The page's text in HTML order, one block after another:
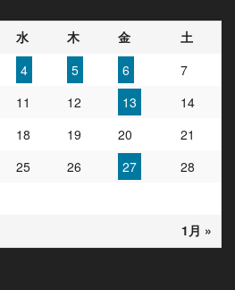
水 木 金 土
1月 »
4 5 6
7
11 12 13
14
18 19 20
21
25 26 27
28